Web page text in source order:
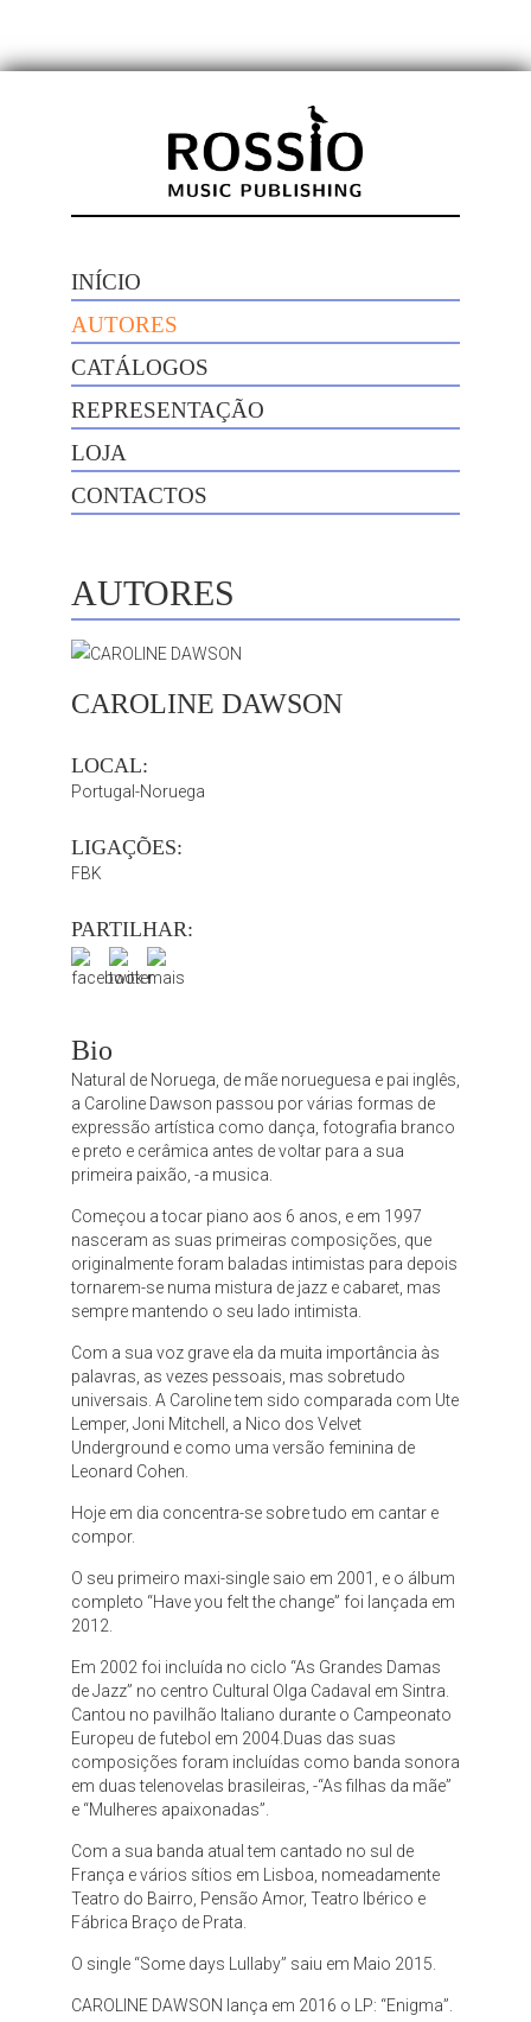
INÍCIO
AUTORES
CATÁLOGOS
REPRESENTAÇÃO
LOJA
CONTACTOS
AUTORES
CAROLINE DAWSON
LOCAL:
Portugal-Noruega
LIGAÇÕES:
FBK
PARTILHAR:
Bio
Natural de Noruega, de mãe norueguesa e pai inglês,
a Caroline Dawson passou por várias formas de
expressão artística como dança, fotografia branco
e preto e cerâmica antes de voltar para a sua
primeira paixão, -a musica.
Começou a tocar piano aos 6 anos, e em 1997
nasceram as suas primeiras composições, que
originalmente foram baladas intimistas para depois
tornarem-se numa mistura de jazz e cabaret, mas
sempre mantendo o seu lado intimista.
Com a sua voz grave ela da muita importância às
palavras, as vezes pessoais, mas sobretudo
universais. A Caroline tem sido comparada com Ute
Lemper, Joni Mitchell, a Nico dos Velvet
Underground e como uma versão feminina de
Leonard Cohen.
Hoje em dia concentra-se sobre tudo em cantar e
compor.
O seu primeiro maxi-single saio em 2001, e o álbum
completo “Have you felt the change” foi lançada em
2012.
Em 2002 foi incluída no ciclo “As Grandes Damas
de Jazz” no centro Cultural Olga Cadaval em Sintra.
Cantou no pavilhão Italiano durante o Campeonato
Europeu de futebol em 2004.Duas das suas
composições foram incluídas como banda sonora
em duas telenovelas brasileiras, -“As filhas da mãe”
e “Mulheres apaixonadas”.
Com a sua banda atual tem cantado no sul de
França e vários sítios em Lisboa, nomeadamente
Teatro do Bairro, Pensão Amor, Teatro Ibérico e
Fábrica Braço de Prata.
O single “Some days Lullaby” saiu em Maio 2015.
CAROLINE DAWSON lança em 2016 o LP: “Enigma”.